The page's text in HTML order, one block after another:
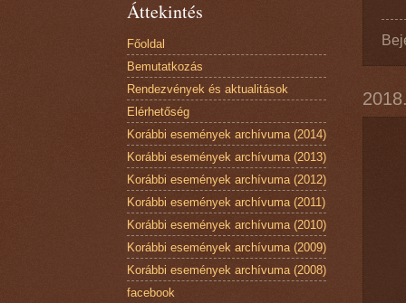
Áttekintés
Főoldal
Bemutatkozás
Rendezvények és aktualitások
Elérhetőség
Korábbi események archívuma (2014)
Korábbi események archívuma (2013)
Korábbi események archívuma (2012)
Korábbi események archívuma (2011)
Korábbi események archívuma (2010)
Korábbi események archívuma (2009)
Korábbi események archívuma (2008)
facebook